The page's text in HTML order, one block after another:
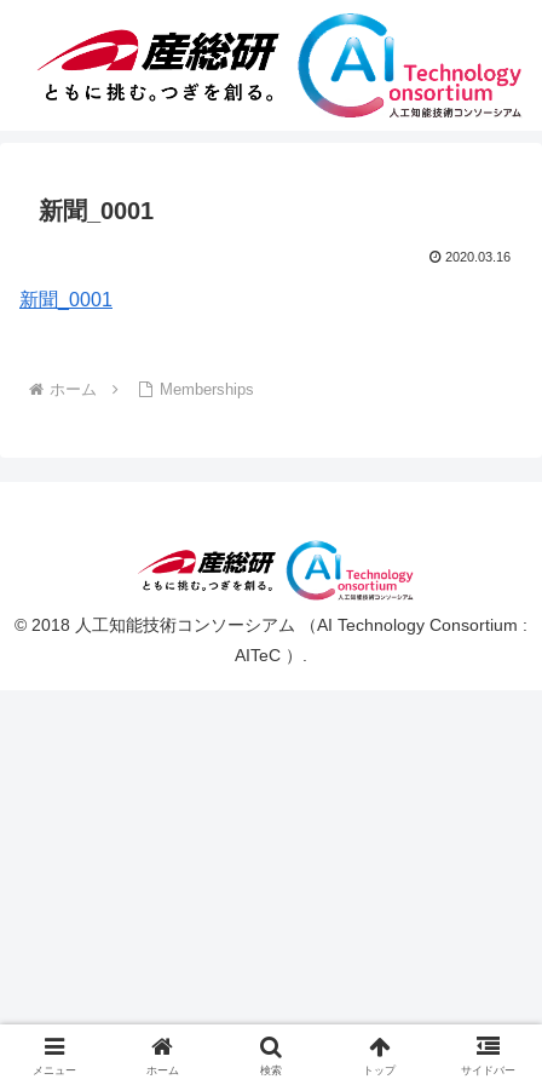
新聞_0001
2020.03.16
新聞_0001
ホーム Memberships
© 2018 人工知能技術コンソーシアム （AI Technology Consortium :
AITeC ）.
メニュー ホーム 検索 トップ サイドバー